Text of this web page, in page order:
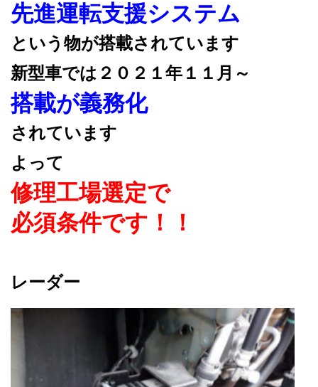
先進運転支援システム
という物が搭載されています
新型車では２０２１年１１月～
搭載が義務化
されています
よって
修理工場選定で
必須条件です！！
レーダー